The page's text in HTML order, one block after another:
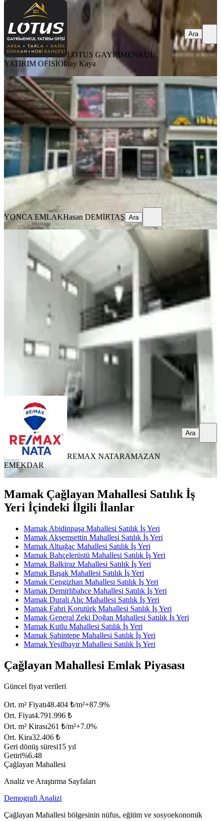
LOTUS GAYRİMENKUL
YATIRIM OFİSİOktay Kaya
Ara
Yonca Emlak Durali Alıç Mah. Satılık
50m2 Dükkan
Mamak, Durali Alıç Mahallesi
1 Oda·51 m² ·07.12.2025
5.000.000 ₺
YONCA EMLAKHasan DEMİRTAŞ
YONCA EMLAKHasan DEMİRTAŞ Ara
Mamak Natomed Karşısı
Natoyolu'nda Hazır Kiracılı Satılık
Dükkan
Mamak, General Zeki Doğan Mahallesi
121 m² ·Düz Giriş (Zemin) ·26.06.2026
5.200.000 ₺
RAMAZAN EMEKDAR
REMAX NATARAMAZAN
EMEKDAR
Ara
Mamak Çağlayan Mahallesi Satılık İş
Yeri İçindeki İlgili İlanlar
Mamak Abidinpaşa Mahallesi Satılık İş Yeri
Mamak Akşemsettin Mahallesi Satılık İş Yeri
Mamak Altıağaç Mahallesi Satılık İş Yeri
Mamak Bahçelerüstü Mahallesi Satılık İş Yeri
Mamak Balkiraz Mahallesi Satılık İş Yeri
Mamak Başak Mahallesi Satılık İş Yeri
Mamak Cengizhan Mahallesi Satılık İş Yeri
Mamak Demirlibahçe Mahallesi Satılık İş Yeri
Mamak Durali Alıç Mahallesi Satılık İş Yeri
Mamak Fahri Korutürk Mahallesi Satılık İş Yeri
Mamak General Zeki Doğan Mahallesi Satılık İş Yeri
Mamak Kutlu Mahallesi Satılık İş Yeri
Mamak Şahintepe Mahallesi Satılık İş Yeri
Mamak Yeşilbayır Mahallesi Satılık İş Yeri
Çağlayan Mahallesi Emlak Piyasası
Güncel fiyat verileri
Ort. m² Fiyatı48.404 ₺/m²+87.9%
Ort. Fiyat4.791.996 ₺
Ort. m² Kirası261 ₺/m²+7.0%
Ort. Kira32.406 ₺
Geri dönüş süresi15 yıl
Getiri%6.48
Çağlayan Mahallesi
Analiz ve Araştırma Sayfaları
Demografi Analizi
Çağlayan Mahallesi bölgesinin nüfus, eğitim ve sosyoekonomik